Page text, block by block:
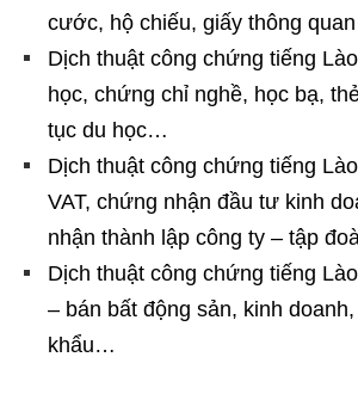
cước, hộ chiếu, giấy thông quan
Dịch thuật công chứng tiếng
học, chứng chỉ nghề, học bạ,
tục du học…
Dịch thuật công chứng tiếng
VAT, chứng nhận đầu tư kinh
nhận thành lập công ty – tập
Dịch thuật công chứng tiếng
– bán bất động sản, kinh
khẩu…